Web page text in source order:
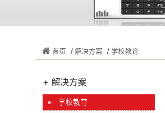
首页 / 解决方案 / 学校教育
+ 解决方案
学校教育